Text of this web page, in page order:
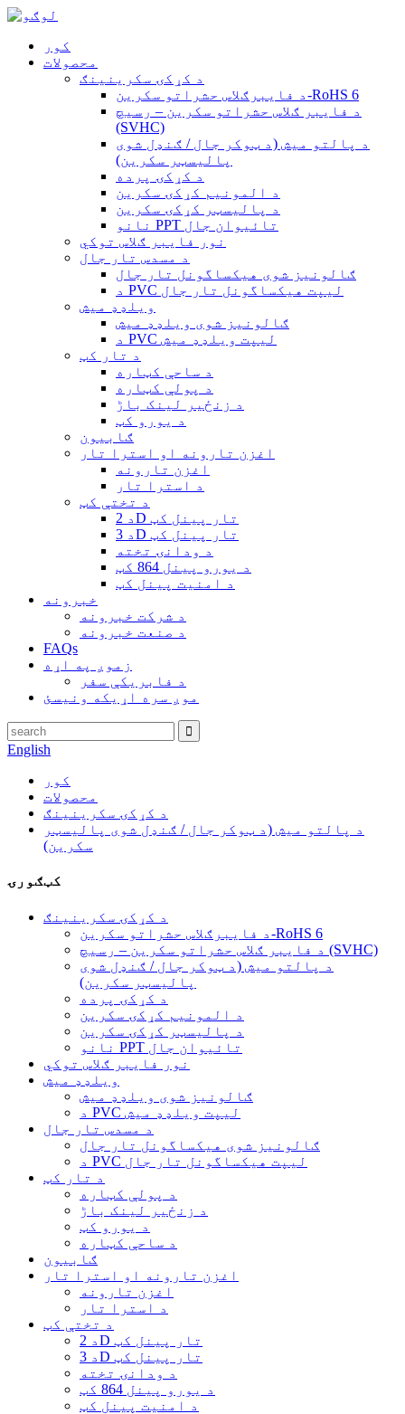
کور
محصولات
د کړکۍ سکرینینګ
د فایبرګلاس حشراتو سکرین-RoHS 6
د فایبر ګلاس حشراتو سکرین – رسیچ
(SVHC)
د پالتو میش (د ټوکر جال / ګنډل شوی
پالیسټر سکرین)
د کړکۍ پرده
د المونیم کړکۍ سکرین
د پالیسټر کړکۍ سکرین
نانو PPT تائیوان جال
نور فایبر ګلاس توکي
د مسدس تار جال
ګالونیز شوی هیکساگونل تار جال
د PVC لیپت هیکساگونل تار جال
ویلډډ میش
ګالونیز شوی ویلډډ میش
د PVC لیپت ویلډډ میش
د تار کټ
د ساحې کټاره
د پولې کټاره
د زنځیر لینک باڑ
د یورو کټ
ګابیون
اغزن تارونه او استرا تار
اغزن تارونه
د استرا تار
د تختې کټ
د 2D تار پینل کټ
د 3D تار پینل کټ
د ودانۍ تخته
د یورو پینل 864 کټ
د امنیت پینل کټ
خبرونه
د شرکت خبرونه
د صنعت خبرونه
FAQs
زموږ په اړه
د فابریکې سفر
موږ سره اړیکه ونیسئ
English
کور
محصولات
د کړکۍ سکرینینګ
د پالتو میش (د ټوکر جال / ګنډل شوی پالیسټر
سکرین)
کټګورۍ
د کړکۍ سکرینینګ
د فایبرګلاس حشراتو سکرین-RoHS 6
د فایبر ګلاس حشراتو سکرین – رسیچ (SVHC)
د پالتو میش (د ټوکر جال / ګنډل شوی
پالیسټر سکرین)
د کړکۍ پرده
د المونیم کړکۍ سکرین
د پالیسټر کړکۍ سکرین
نانو PPT تائیوان جال
نور فایبر ګلاس توکي
ویلډډ میش
ګالونیز شوی ویلډډ میش
د PVC لیپت ویلډډ میش
د مسدس تار جال
ګالونیز شوی هیکساگونل تار جال
د PVC لیپت هیکساگونل تار جال
د تار کټ
د پولې کټاره
د زنځیر لینک باڑ
د یورو کټ
د ساحې کټاره
ګابیون
اغزن تارونه او استرا تار
اغزن تارونه
د استرا تار
د تختې کټ
د 2D تار پینل کټ
د 3D تار پینل کټ
د ودانۍ تخته
د یورو پینل 864 کټ
د امنیت پینل کټ